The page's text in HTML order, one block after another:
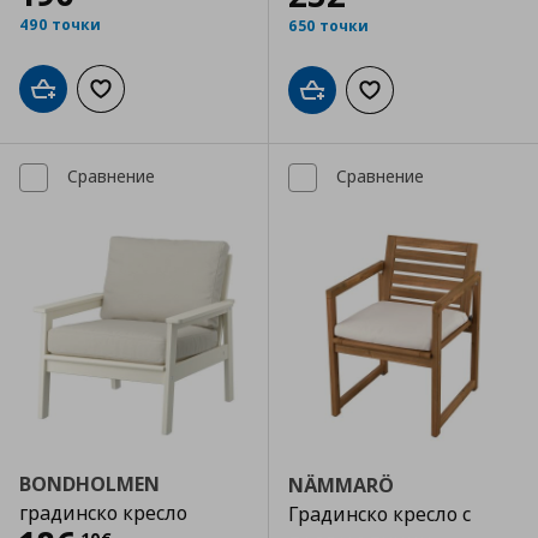
490 точки
Добави в кошницата
Добави към списъка с любими
650 точки
Добави в кошницата
Добави към
Сравнение
BONDHOLMEN
градинско кресло
Сравнение
NÄMMARÖ
Градинско кресло с